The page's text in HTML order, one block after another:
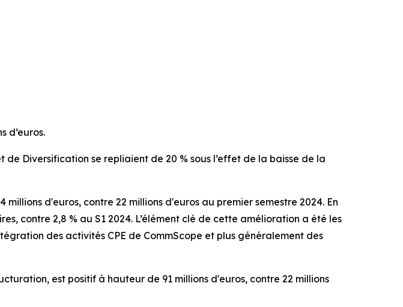
d’euros.
Diversification se repliaient de 20 % sous l’effet de la baisse de la
d'euros, contre 22 millions d'euros au premier semestre 2024. En
contre 2,8 % au S1 2024. L’élément clé de cette amélioration a été les
des activités CPE de CommScope et plus généralement des
est positif à hauteur de 91 millions d'euros, contre 22 millions